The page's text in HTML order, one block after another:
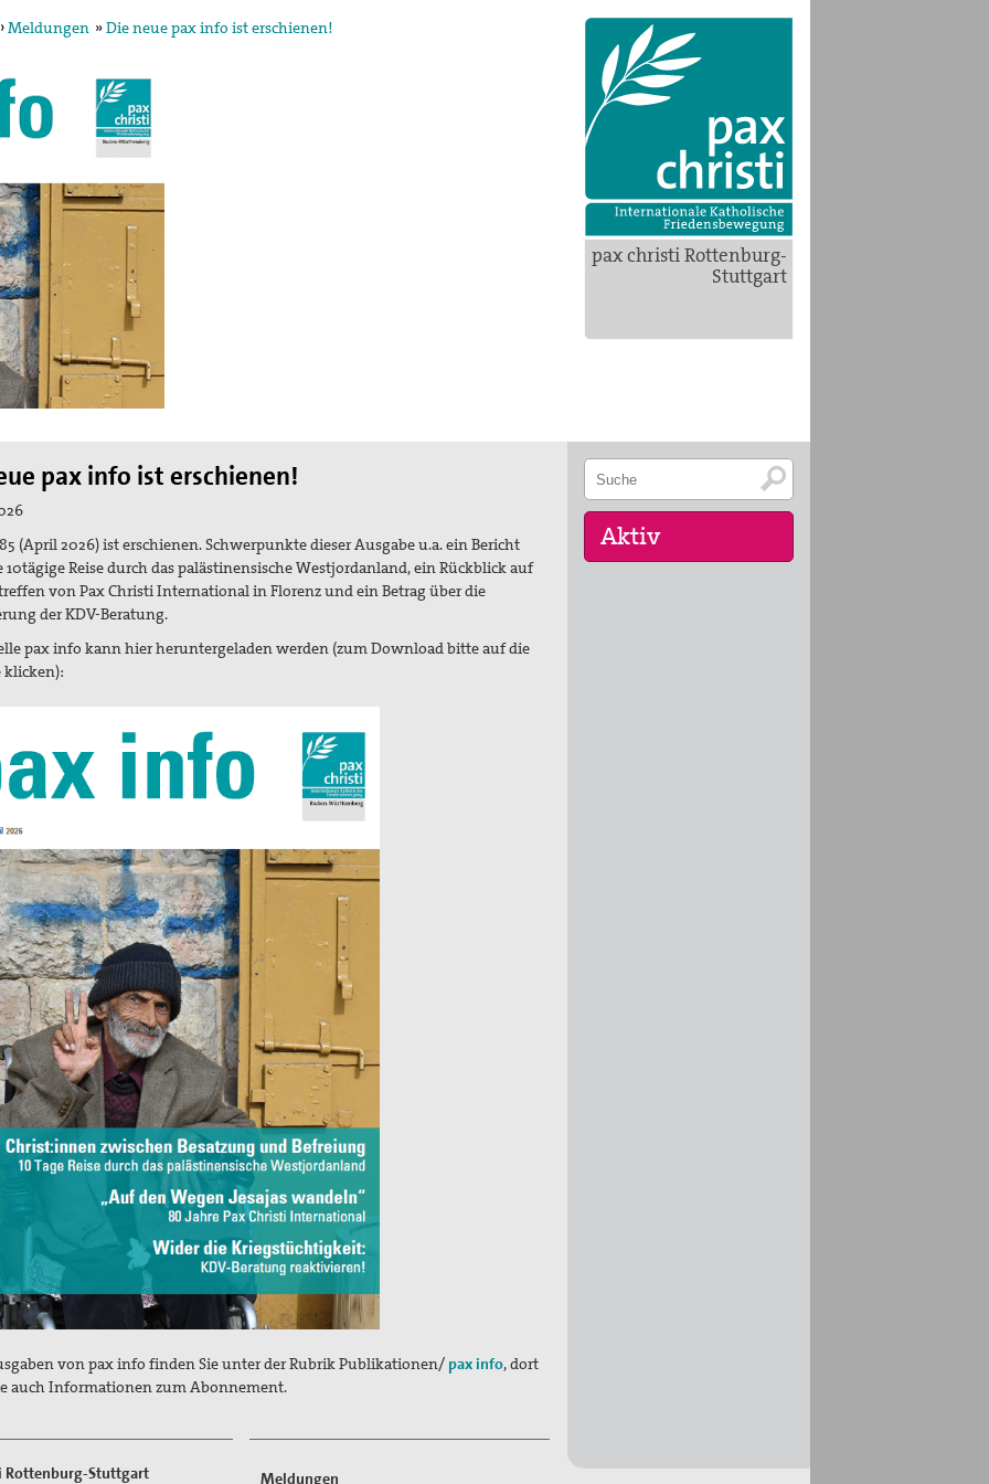
pax christi Rottenburg-
Stuttgart
›Meldungen »Die neue pax info ist erschienen!
in der
und arbeitet in
Konzils.
des weltweiten
des II. Weltkrieges,
die Hand
pax info ist erschienen!
(April 2026) ist erschienen. Schwerpunkte dieser Ausgabe u.a. ein Bericht
10tägige Reise durch das palästinensische Westjordanland, ein Rückblick auf
von Pax Christi International in Florenz und ein Betrag über die
der KDV-Beratung.
pax info kann hier heruntergeladen werden (zum Download bitte auf die
klicken):
von pax info finden Sie unter der Rubrik Publikationen/ pax info, dort
auch Informationen zum Abonnement.
Rottenburg-Stuttgart Meldungen